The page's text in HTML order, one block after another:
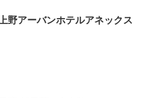
上野アーバンホテルアネックス